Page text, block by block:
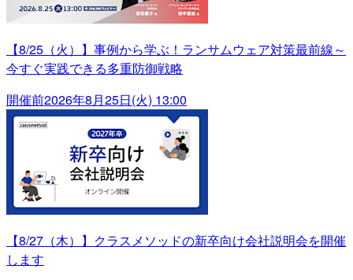
【8/25（火）】事例から学ぶ！ランサムウェア対策最前線～
今すぐ実践できる多重防御戦略
開催前2026年8月25日(火) 13:00
【8/27（木）】クラスメソッドの新卒向け会社説明会を開催
します